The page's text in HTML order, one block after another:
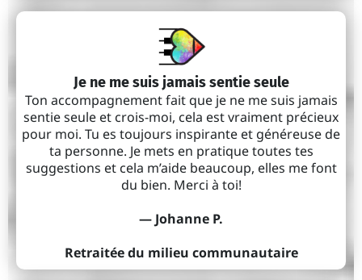
Je ne me suis jamais sentie seule
Ton accompagnement fait que je ne me suis jamais
sentie seule et crois-moi, cela est vraiment précieux
pour moi. Tu es toujours inspirante et généreuse de
ta personne. Je mets en pratique toutes tes
suggestions et cela m’aide beaucoup, elles me font
du bien. Merci à toi!
— Johanne P.
Retraitée du milieu communautaire